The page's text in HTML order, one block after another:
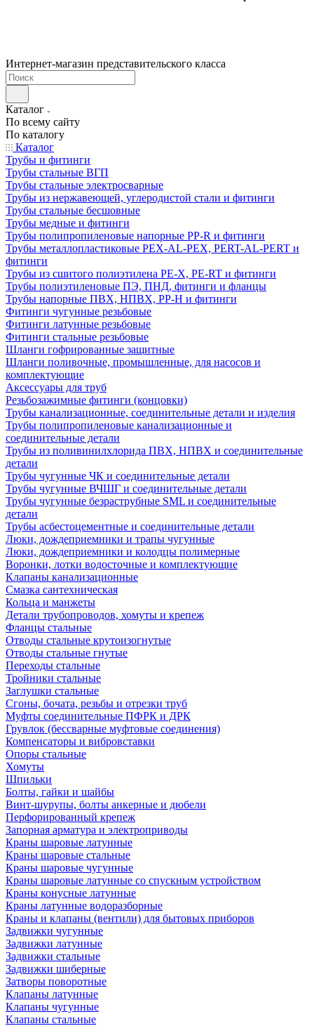
Интернет-магазин представительского класса
Каталог
По всему сайту
По каталогу
Каталог
Трубы и фитинги
Трубы стальные ВГП
Трубы стальные электросварные
Трубы из нержавеющей, углеродистой стали и фитинги
Трубы стальные бесшовные
Трубы медные и фитинги
Трубы полипропиленовые напорные PP-R и фитинги
Трубы металлопластиковые PEX-AL-PEX, PERT-AL-PERT и
фитинги
Трубы из сшитого полиэтилена PE-X, PE-RT и фитинги
Трубы полиэтиленовые ПЭ, ПНД, фитинги и фланцы
Трубы напорные ПВХ, НПВХ, PP-H и фитинги
Фитинги чугунные резьбовые
Фитинги латунные резьбовые
Фитинги стальные резьбовые
Шланги гофрированные защитные
Шланги поливочные, промышленные, для насосов и
комплектующие
Аксессуары для труб
Резьбозажимные фитинги (концовки)
Трубы канализационные, соединительные детали и изделия
Трубы полипропиленовые канализационные и
соединительные детали
Трубы из поливинилхлорида ПВХ, НПВХ и соединительные
детали
Трубы чугунные ЧК и соединительные детали
Трубы чугунные ВЧШГ и соединительные детали
Трубы чугунные безраструбные SML и соединительные
детали
Трубы асбестоцементные и соединительные детали
Люки, дождеприемники и трапы чугунные
Люки, дождеприемники и колодцы полимерные
Воронки, лотки водосточные и комплектующие
Клапаны канализационные
Смазка сантехническая
Кольца и манжеты
Детали трубопроводов, хомуты и крепеж
Фланцы стальные
Отводы стальные крутоизогнутые
Отводы стальные гнутые
Переходы стальные
Тройники стальные
Заглушки стальные
Сгоны, бочата, резьбы и отрезки труб
Муфты соединительные ПФРК и ДРК
Грувлок (бессварные муфтовые соединения)
Компенсаторы и вибровставки
Опоры стальные
Хомуты
Шпильки
Болты, гайки и шайбы
Винт-шурупы, болты анкерные и дюбели
Перфорированный крепеж
Запорная арматура и электроприводы
Краны шаровые латунные
Краны шаровые стальные
Краны шаровые чугунные
Краны шаровые латунные со спускным устройством
Краны конусные латунные
Краны латунные водоразборные
Краны и клапаны (вентили) для бытовых приборов
Задвижки чугунные
Задвижки латунные
Задвижки стальные
Задвижки шиберные
Затворы поворотные
Клапаны латунные
Клапаны чугунные
Клапаны стальные